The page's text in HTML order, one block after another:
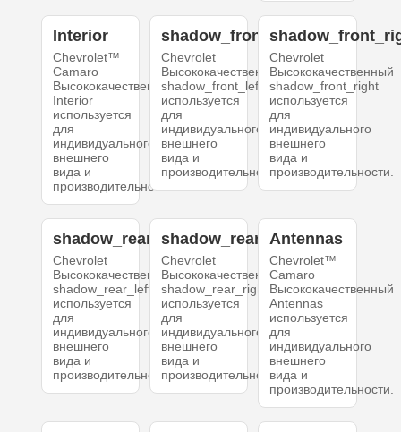
Interior
Chevrolet™
Camaro
Высококачественный
Interior
используется
для
индивидуального
внешнего
вида и
производительности.
shadow_front_left
Chevrolet
Высококачественный
shadow_front_left
используется
для
индивидуального
внешнего
вида и
производительности.
Chevrolet
Высококачественный
shadow_front_right
используется
для
индивидуального
внешнего
вида и
производительности.
shadow_rear_left
Chevrolet
Высококачественный
shadow_rear_left
используется
для
индивидуального
внешнего
вида и
производительности.
shadow_rear_right
Chevrolet
Высококачественный
shadow_rear_right
используется
для
индивидуального
внешнего
вида и
производительности.
Antennas
Chevrolet™
Camaro
Высококачественный
Antennas
используется
для
индивидуального
внешнего
вида и
производительности.